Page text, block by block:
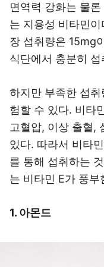
면역력 강화는 물
는 지용성 비타민
장 섭취량은 15mg
식단에서 충분히
하지만 부족한 섭
험할 수 있다. 비타
고혈압, 이상 출혈,
있다. 따라서 비타
를 통해 섭취하는
는 비타민 E가 풍
1. 아몬드